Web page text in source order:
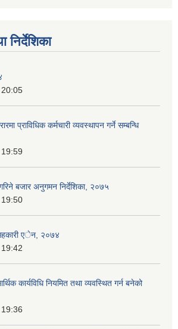
प्राविधिक कर्मचारी व्यवस्थापन गर्ने सम्बन्धि
बजार अनुगमन निर्देशिका, २०७५
एेन, २०७४
कार्यविधि नियमित तथा व्यवस्थित गर्न बनेको